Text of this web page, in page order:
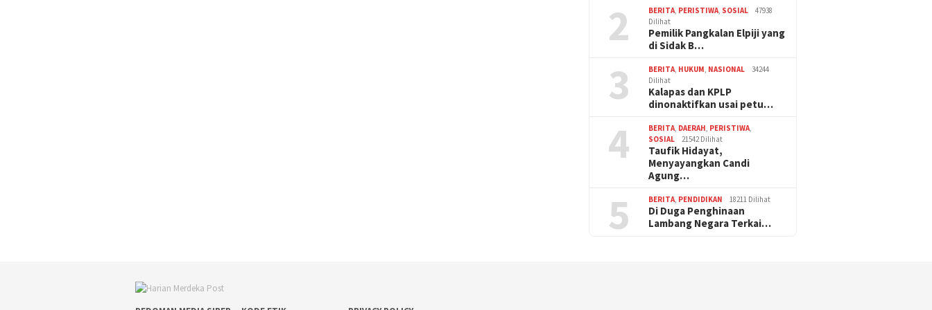
2 BERITA, PERISTIWA, SOSIAL
47938
Dilihat
Pemilik Pangkalan Elpiji yang
di Sidak B…
3 BERITA, HUKUM, NASIONAL
34244
Dilihat
Kalapas dan KPLP
dinonaktifkan usai petu…
4 BERITA, DAERAH, PERISTIWA,
SOSIAL
21542 Dilihat
Taufik Hidayat,
Menyayangkan Candi
Agung…
5 BERITA, PENDIDIKAN 18211 Dilihat
Di Duga Penghinaan
Lambang Negara Terkai…